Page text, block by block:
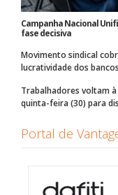
Campanha Nacional
fase decisiva
Movimento sindical
lucratividade dos bancos
Trabalhadores voltam
quinta-feira (30) para
Portal de